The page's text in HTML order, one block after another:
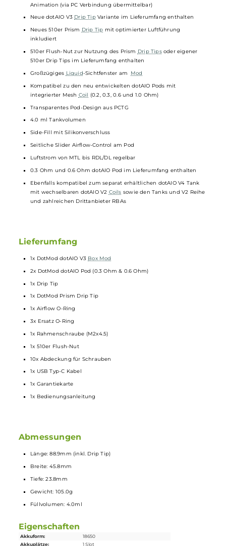
80 Watt
Benutzerfreundlicher Automatik (Auto) Modus mit
automatischem Best-Wattage Preset und Festlegung eines
Leistungsbereiches
Curve Modus zur Erstellung eigener Leistungskurven
Brillantes 0.96 Zoll TFT Farbdisplay zur Anzeige aller relevanten
Parameter
Manuelle Helligkeitsregelung
5 verschiedene Display-Farbschemen
Einstellbare Start- undVape-Animationen sowie Display-
Hintergründe
Eigene JPGs und GIFs verwendbar als Hintergrund oder
Animation (via PC Verbindung übermittelbar)
Neue dotAIO V3Drip TipVariante im Lieferumfang enthalten
510er Drip Tips im Lieferumfang enthalten
GroßzügigesLiquid-Sichtfenster am
Kompatibel zu den neu entwickelten dotAIO Pods mit
integrierter Mesh
Transparentes Pod-Design aus PCTG
4.0 ml Tankvolumen
Side-Fill mit Silikonverschluss
Seitliche Slider Airflow-Control am Pod
und zahlreichen Drittanbieter RBAs
Lieferumfang
1x DotMod dotAIO V3
2x DotMod dotAIO Pod (0.3 Ohm & 0.6 Ohm)
1x Drip Tip
1x DotMod Prism Drip Tip
3x Ersatz O-Ring